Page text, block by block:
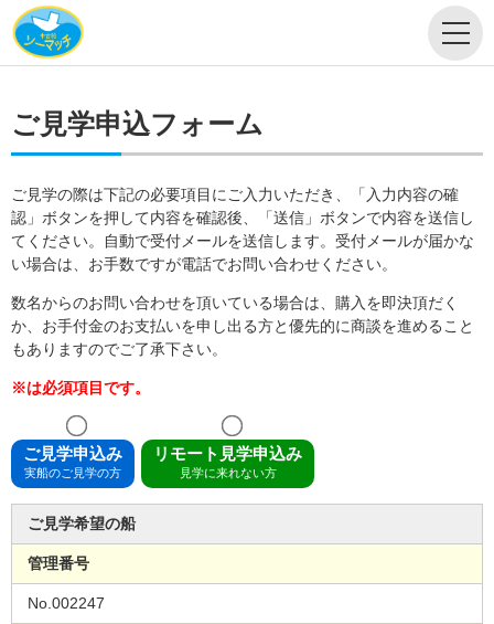
ご見学申込フォーム
ご見学の際は下記の必要項目にご入力いただき、「入力内容の確
認」ボタンを押して内容を確認後、「送信」ボタンで内容を送信し
てください。自動で受付メールを送信します。受付メールが届かな
い場合は、お手数ですが電話でお問い合わせください。
数名からのお問い合わせを頂いている場合は、購入を即決頂だく
か、お手付金のお支払いを申し出る方と優先的に商談を進めること
もありますのでご了承下さい。
※は必須項目です。
ご見学申込み
実船のご見学の方
リモート見学申込み
見学に来れない方
ご見学希望の船
管理番号
No.002247